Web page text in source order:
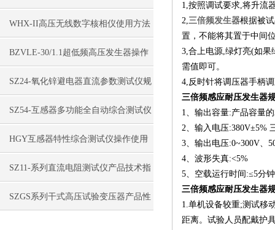
WHX-II高压无线数字核相仪使用方法
BZVLE-30/1.1超低频高压发生器操作
程序
​SZ24-氧化锌避电器直流参数测试仪规
格特征
​SZ54-互感器多功能全自动综合测试仪
性能指标
HGY互感器特性综合测试仪操作使用
​SZ11-系列直流电阻测试仪产品技术指
标
SZGS系列干式高压试验变压器产品性
1,按照调试要求,将升流
2,三倍频发生器根据被
置，不能将其置于中间
3,合上电源,绿灯亮(如
需值即可。
4,反时针将调压器手柄
三倍频感应耐压发生器
1、输出容量:产品容量
2、输入电压:380V±5%
3、输出电压:0~300V、
4、波形失真:<5%
5、空载运行时间:≤5分钟
三倍频感应耐压发生器
1.单机设备较重;测试移
距离。试验人员配戴护